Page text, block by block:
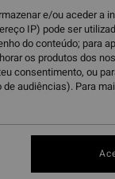
€
€
Paga
Cor
e/ou aceder a
IP) pode ser
do conteúdo; para
os produtos dos
consentimento, ou
audiências). Para